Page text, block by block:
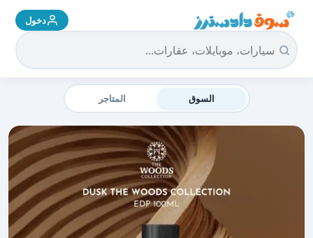
سوق دادسترز الرئيسية دخول
السوق المتاجر